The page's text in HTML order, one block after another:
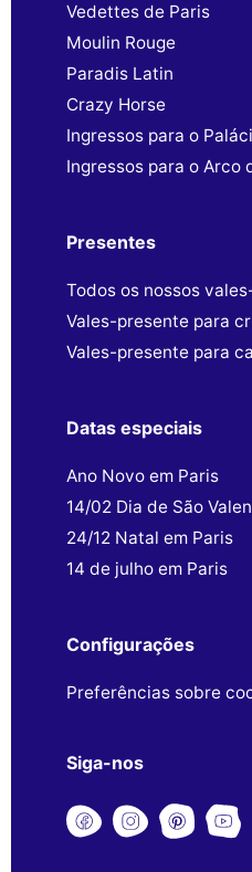
Vedettes de Paris
Moulin Rouge
Paradis Latin
Crazy Horse
Ingressos para o
Ingressos para o Arco
Presentes
Todos os nossos
Vales-presente para
Vales-presente para
Datas especiais
Ano Novo em Paris
14/02 Dia de São
24/12 Natal em Paris
14 de julho em Paris
Configurações
Preferências sobre
Siga-nos